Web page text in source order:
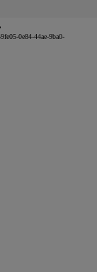
0e84-44ae-9ba0-